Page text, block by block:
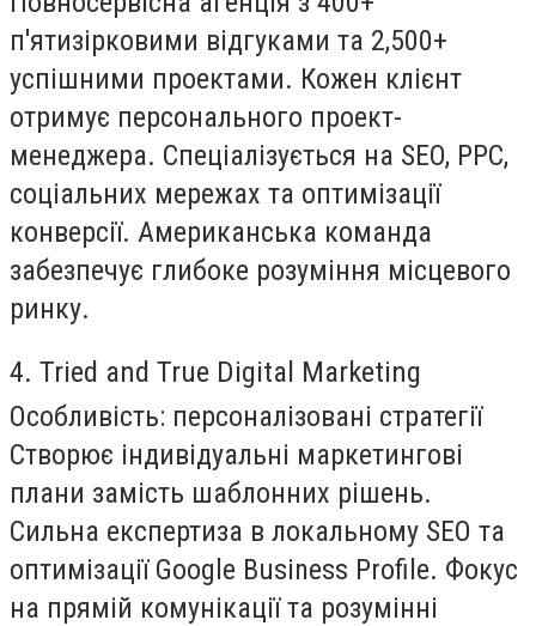
п'ятизірковими відгуками та 2,500+
успішними проектами. Кожен клієнт
отримує персонального проект-
менеджера. Спеціалізується на SEO, PPC,
соціальних мережах та оптимізації
конверсії. Американська команда
забезпечує глибоке розуміння місцевого
ринку.
4. Tried and True Digital Marketing
Особливість: персоналізовані стратегії
Створює індивідуальні маркетингові
плани замість шаблонних рішень.
Сильна експертиза в локальному SEO та
оптимізації Google Business Profile. Фокус
на прямій комунікації та розумінні